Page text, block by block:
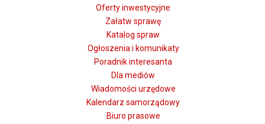
Oferty inwestycyjne
Załatw sprawę
Katalog spraw
Ogłoszenia i komunikaty
Poradnik interesanta
Dla mediów
Wiadomości urzędowe
Kalendarz samorządowy
Biuro prasowe